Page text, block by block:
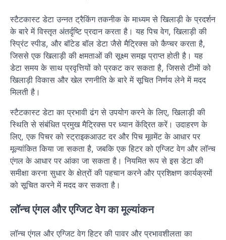
स्टैटकास्ट डेटा उन्नत ट्रैकिंग तकनीक के माध्यम से खिलाड़ी के प्रदर्शन
के बारे में विस्तृत अंतर्दृष्टि प्रदान करता है। यह पिच वेग, खिलाड़ी की
स्प्रिंट स्पीड, और बॉटेड बॉल डेटा जैसे मैट्रिक्स को कैप्चर करता है,
जिससे एक खिलाड़ी की क्षमताओं की सूक्ष्म समझ प्राप्त होती है। यह
डेटा समय के साथ प्रवृत्तियों को प्रकट कर सकता है, जिससे टीमों को
खिलाड़ी विकास और खेल रणनीति के बारे में सूचित निर्णय लेने में मदद
मिलती है।
स्टैटकास्ट डेटा का प्रभावी ढंग से उपयोग करने के लिए, खिलाड़ी की
स्थिति से संबंधित प्रमुख मैट्रिक्स पर ध्यान केंद्रित करें। उदाहरण के
लिए, एक पिचर को स्ट्राइकआउट दर और पिच मूवमेंट के आधार पर
मूल्यांकित किया जा सकता है, जबकि एक हिटर को एग्जिट वेग और लॉन्च
एंगल के आधार पर आंका जा सकता है। नियमित रूप से इस डेटा की
समीक्षा करना सुधार के क्षेत्रों की पहचान करने और प्रशिक्षण कार्यक्रमों
को सूचित करने में मदद कर सकता है।
लॉन्च एंगल और एग्जिट वेग का मूल्यांकन
लॉन्च एंगल और एग्जिट वेग हिटर की पावर और प्रभावशीलता का